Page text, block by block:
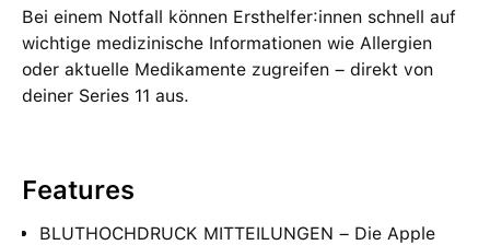
Bei einem Notfall kön­nen Erst­helfer:innen schnell auf
wichtige medi­zinische Informa­tionen wie Allergien
oder aktuelle Medi­ka­mente zu­greifen – direkt von
deiner Series 11 aus.
Features
BLUTHOCHDRUCK MITTEILUNGEN – Die Apple